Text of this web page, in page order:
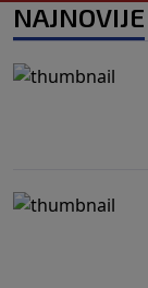
NAJNOVIJE